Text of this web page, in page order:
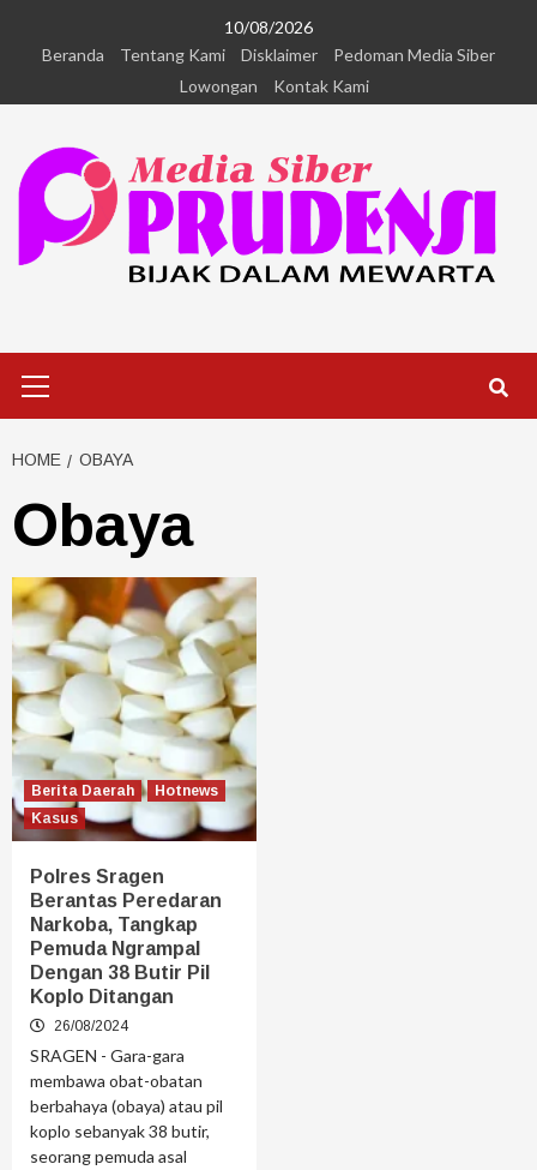
10/08/2026
Beranda
Tentang Kami Disklaimer
Pedoman Media Siber
Lowongan
Kontak Kami
HOME OBAYA
Obaya
Berita Daerah
Hotnews
Kasus
Polres Sragen
Berantas Peredaran
Narkoba, Tangkap
Pemuda Ngrampal
Dengan 38 Butir Pil
Koplo Ditangan
26/08/2024
SRAGEN - Gara-gara
membawa obat-obatan
berbahaya (obaya) atau pil
koplo sebanyak 38 butir,
seorang pemuda asal